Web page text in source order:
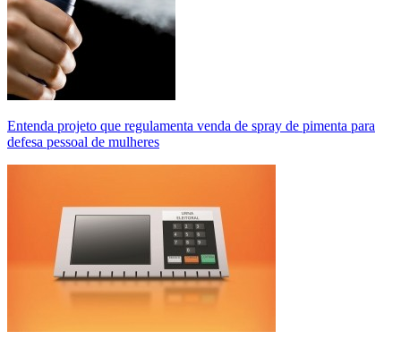
Entenda projeto que regulamenta venda de spray de pimenta para
defesa pessoal de mulheres